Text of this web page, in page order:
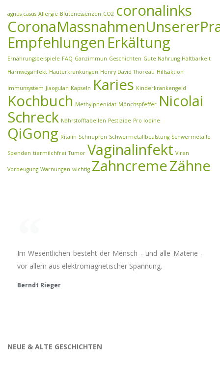
agnus casus Allergie Blütenessenzen CO2 coronalinks
Empfehlungen Erkältung
Ernährungsbeispiele FAQ Ganzimmun Geschichten Gute Nahrung Haltbarkeit
Harnwegsinfekt Hauterkrankungen Henry David Thoreau Hilfsaktion
Immunsystem Jiaogulan Kapseln Karies Kinderkrankengeld
Kochbuch Methylphenidat Mönchspfeffer Nicolai
Schreck Nährstofftabellen Pestizide Pro Iodine
QiGong Ritalin Schnupfen Schwermetallbealstung Schwermetalle
Spenden tiermilchfrei Tumor Vaginalinfekt Viren
Vorbeugung Warnungen wichtig ZahncremeZähne
Im Wesentlichen besteht der Mensch - und alle Materie -
vor allem aus elektromagnetischer Spannung.
Berndt Rieger
NEUE & ALTE GESCHICHTEN